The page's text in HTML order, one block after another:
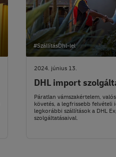
#SzállításDhl-lel
2024. június 13.
DHL import
Páratlan vámszakértelem,
követés, a legfrissebb felvételi
legkorábbi szállítások a DHL
szolgáltatásaival.